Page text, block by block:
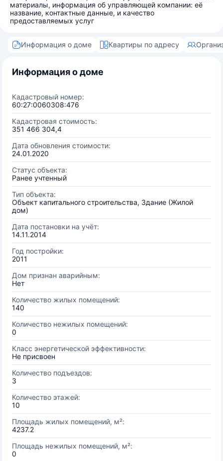
материалы, информация об управляющей компании: её
название, контактные данные, и качество
предоставляемых услуг
Информация о доме Квартиры по адресу
Информация о доме
Кадастровый номер:
60:27:0060308:476
Кадастровая стоимость:
351 466 304,4
Дата обновления стоимости:
24.01.2020
Статус объекта:
Ранее учтенный
Тип объекта:
Объект капитального строительства, Здание (Жилой
дом)
Дата постановки на учёт:
14.11.2014
Год постройки:
2011
Дом признан аварийным:
Нет
Количество жилых помещений:
140
Количество нежилых помещений:
0
Класс энергетической эффективности:
Не присвоен
Количество подъездов:
3
Количество этажей:
10
Площадь жилых помещений, м²:
4237.2
Площадь нежилых помещений, м²:
0